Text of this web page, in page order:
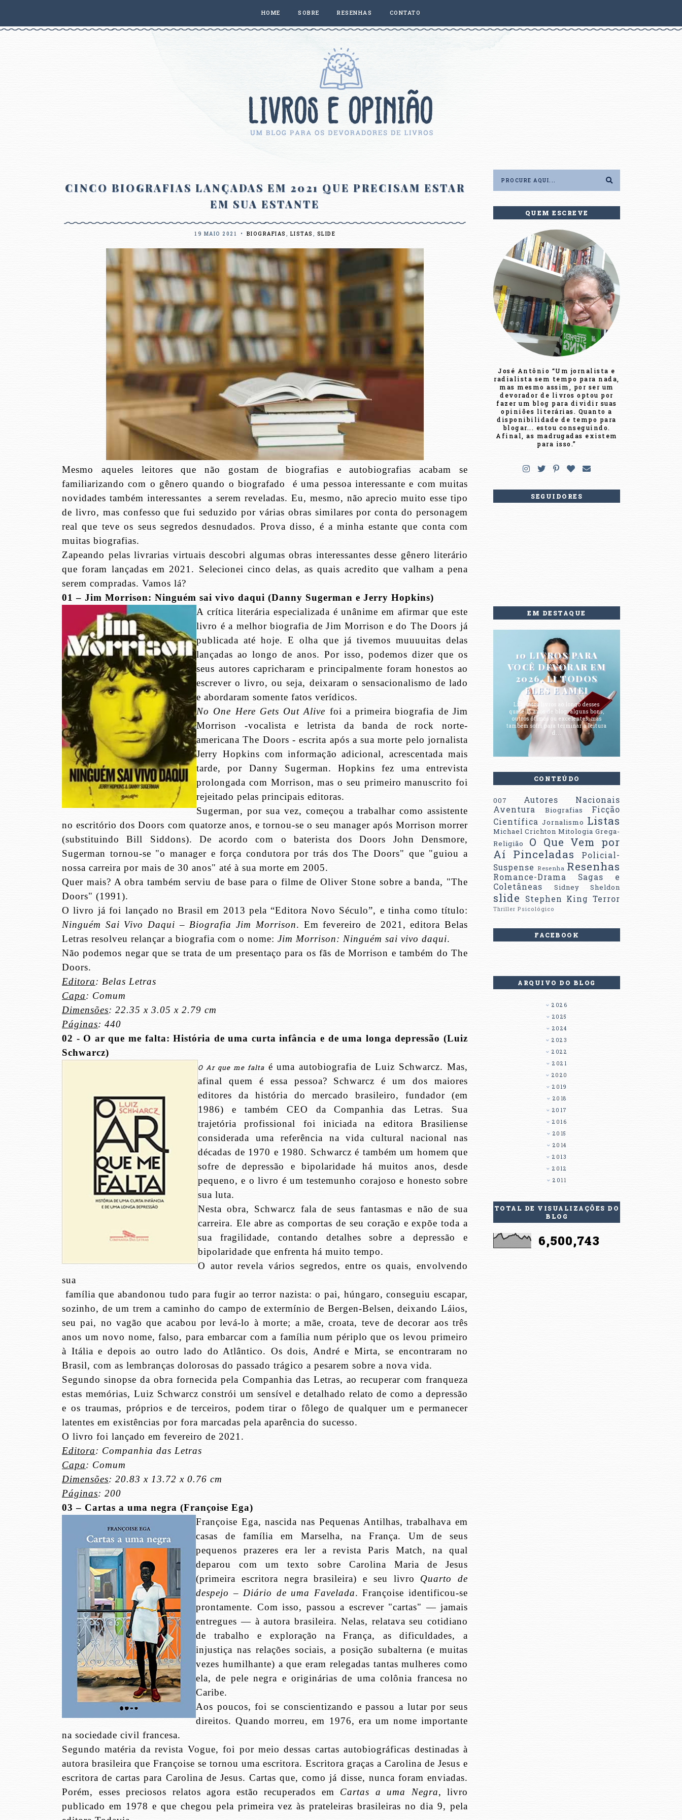
HOME SOBRE RESENHAS CONTATO
CINCO BIOGRAFIAS LANÇADAS EM 2021 QUE PRECISAM ESTAR
EM SUA ESTANTE
19 MAIO 2021 • BIOGRAFIAS , LISTAS , SLIDE
Mesmo aqueles leitores que não gostam de biografias e autobiografias acabam se
familiarizando com o gênero quando o biografado
é uma pessoa interessante e com muitas
novidades também interessantes
a serem reveladas. Eu, mesmo, não aprecio muito esse tipo
de livro, mas confesso que fui seduzido por várias obras similares por conta do personagem
real que teve os seus segredos desnudados. Prova disso, é a minha estante que conta com
muitas biografias.
Zapeando pelas livrarias virtuais descobri algumas obras interessantes desse gênero literário
que foram lançadas em 2021. Selecionei cinco delas, as quais acredito que valham a pena
serem compradas. Vamos lá?
01 – Jim Morrison: Ninguém sai vivo daqui (Danny Sugerman e Jerry Hopkins)
A crítica literária especializada é unânime em afirmar que este
livro é a melhor biografia de Jim Morrison e do The Doors já
publicada até hoje. E olha que já tivemos muuuuitas delas
lançadas ao longo de anos. Por isso, podemos dizer que os
seus autores capricharam e principalmente foram honestos ao
escrever o livro, ou seja, deixaram o sensacionalismo de lado
e abordaram somente fatos verídicos.
No One Here Gets Out Alive foi a primeira biografia de Jim
Morrison -vocalista e letrista da banda de rock norte-
americana The Doors - escrita após a sua morte pelo jornalista
Jerry Hopkins com informação adicional, acrescentada mais
tarde, por Danny Sugerman. Hopkins fez uma entrevista
prolongada com Morrison, mas o seu primeiro manuscrito foi
rejeitado pelas principais editoras.
Sugerman, por sua vez, começou a trabalhar como assistente
no escritório dos Doors com quatorze anos, e tornou-se o seu manager após Morrison morrer
(substituindo Bill Siddons). De acordo com o baterista dos Doors John Densmore,
Sugerman tornou-se "o manager e força condutora por trás dos The Doors" que "guiou a
nossa carreira por mais de 30 anos" até à sua morte em 2005.
Quer mais? A obra também serviu de base para o filme de Oliver Stone sobre a banda, "The
Doors" (1991).
O livro já foi lançado no Brasil em 2013 pela “Editora Novo Século”, e tinha como título:
Ninguém Sai Vivo Daqui – Biografia Jim Morrison. Em fevereiro de 2021, editora Belas
Letras resolveu relançar a biografia com o nome: Jim Morrison: Ninguém sai vivo daqui.
Não podemos negar que se trata de um presentaço para os fãs de Morrison e também do The
Doors.
Editora: Belas Letras
Capa: Comum
Dimensões: 22.35 x 3.05 x 2.79 cm
Páginas: 440
02 - O ar que me falta: História de uma curta infância e de uma longa depressão (Luiz
Schwarcz)
O Ar que me faltaé uma autobiografia de Luiz Schwarcz. Mas,
afinal quem é essa pessoa? Schwarcz é um dos maiores
editores da história do mercado brasileiro, fundador (em
1986) e também CEO da Companhia das Letras. Sua
trajetória profissional foi iniciada na editora Brasiliense
considerada uma referência na vida cultural nacional nas
décadas de 1970 e 1980. Schwarcz é também um homem que
sofre de depressão e bipolaridade há muitos anos, desde
pequeno, e o livro é um testemunho corajoso e honesto sobre
sua luta.
Nesta obra, Schwarcz fala de seus fantasmas e não de sua
carreira. Ele abre as comportas de seu coração e expõe toda a
sua fragilidade, contando detalhes sobre a depressão e
bipolaridade que enfrenta há muito tempo.
O autor revela vários segredos, entre os quais, envolvendo
sua
família que abandonou tudo para fugir ao terror nazista: o pai, húngaro, conseguiu escapar,
sozinho, de um trem a caminho do campo de extermínio de Bergen-Belsen, deixando Láios,
seu pai, no vagão que acabou por levá-lo à morte; a mãe, croata, teve de decorar aos três
anos um novo nome, falso, para embarcar com a família num périplo que os levou primeiro
à Itália e depois ao outro lado do Atlântico. Os dois, André e Mirta, se encontraram no
Brasil, com as lembranças dolorosas do passado trágico a pesarem sobre a nova vida.
Segundo sinopse da obra fornecida pela Companhia das Letras, ao recuperar com franqueza
estas memórias, Luiz Schwarcz constrói um sensível e detalhado relato de como a depressão
e os traumas, próprios e de terceiros, podem tirar o fôlego de qualquer um e permanecer
latentes em existências por fora marcadas pela aparência do sucesso.
O livro foi lançado em fevereiro de 2021.
Editora: Companhia das Letras
Capa: Comum
Dimensões: 20.83 x 13.72 x 0.76 cm
Páginas: 200
03 – Cartas a uma negra (Françoise Ega)
Françoise Ega, nascida nas Pequenas Antilhas, trabalhava em
casas de família em Marselha, na França. Um de seus
pequenos prazeres era ler a revista Paris Match, na qual
deparou com um texto sobre Carolina Maria de Jesus
(primeira escritora negra brasileira) e seu livro Quarto de
despejo – Diário de uma Favelada. Françoise identificou-se
prontamente. Com isso, passou a escrever "cartas" — jamais
entregues — à autora brasileira. Nelas, relatava seu cotidiano
de trabalho e exploração na França, as dificuldades, a
injustiça nas relações sociais, a posição subalterna (e muitas
vezes humilhante) a que eram relegadas tantas mulheres como
ela, de pele negra e originárias de uma colônia francesa no
Caribe.
Aos poucos, foi se conscientizando e passou a lutar por seus
direitos. Quando morreu, em 1976, era um nome importante
na sociedade civil francesa.
Segundo matéria da revista Vogue, foi por meio dessas cartas autobiográficas destinadas à
autora brasileira que Françoise se tornou uma escritora. Escritora graças a Carolina de Jesus e
escritora de cartas para Carolina de Jesus. Cartas que, como já disse, nunca foram enviadas.
Porém, esses preciosos relatos agora estão recuperados em Cartas a uma Negra, livro
publicado em 1978 e que chegou pela primeira vez às prateleiras brasileiras no dia 9, pela
QUEM ESCREVE
José Antônio “Um jornalista e
radialista sem tempo para nada,
mas mesmo assim, por ser um
devorador de livros optou por
fazer um blog para dividir suas
opiniões literárias. Quanto a
disponibilidade de tempo para
blogar... estou conseguindo.
Afinal, as madrugadas existem
para isso.”
SEGUIDORES
EM DESTAQUE
10 LIVROS PARA
VOCÊ DEVORAR EM
2026. LI TODOS
ELES E AMEI
Li muitos livros ao longo desses
quase 15 anos de blog; alguns bons,
outros ótimos ou excelentes, mas
também sofri para terminar a leitura
d...
CONTEÚDO
007
Autores Nacionais
Aventura
Biografias
Ficção
Científica Jornalismo Listas
Michael Crichton Mitologia Grega-
Religião
O Que Vem por
Aí Pinceladas
Policial-
Suspense Resenha Resenhas
Romance-Drama
Sagas e
Coletâneas
Sidney Sheldon
slide Stephen King Terror
Thriller Psicológico
FACEBOOK
ARQUIVO DO BLOG
2026
2025
2024
2023
2022
2021
2020
2019
2018
2017
2016
2015
2014
2013
2012
2011
TOTAL DE VISUALIZAÇÕES DO
BLOG
6,500,743